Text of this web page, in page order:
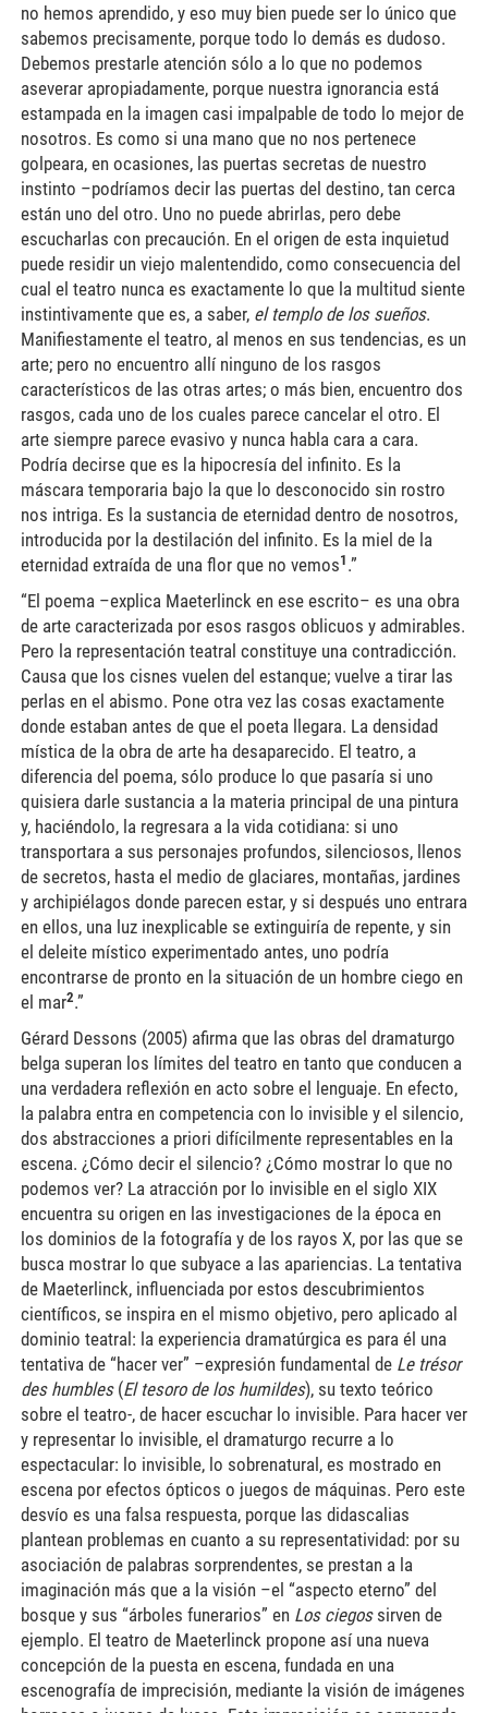
no hemos aprendido, y eso muy bien puede ser lo único que
sabemos precisamente, porque todo lo demás es dudoso.
Debemos prestarle atención sólo a lo que no podemos
aseverar apropiadamente, porque nuestra ignorancia está
estampada en la imagen casi impalpable de todo lo mejor de
nosotros. Es como si una mano que no nos pertenece
golpeara, en ocasiones, las puertas secretas de nuestro
instinto –podríamos decir las puertas del destino, tan cerca
están uno del otro. Uno no puede abrirlas, pero debe
escucharlas con precaución. En el origen de esta inquietud
puede residir un viejo malentendido, como consecuencia del
cual el teatro nunca es exactamente lo que la multitud siente
instintivamente que es, a saber, el templo de los sueños.
Manifiestamente el teatro, al menos en sus tendencias, es un
arte; pero no encuentro allí ninguno de los rasgos
característicos de las otras artes; o más bien, encuentro dos
rasgos, cada uno de los cuales parece cancelar el otro. El
arte siempre parece evasivo y nunca habla cara a cara.
Podría decirse que es la hipocresía del infinito. Es la
máscara temporaria bajo la que lo desconocido sin rostro
nos intriga. Es la sustancia de eternidad dentro de nosotros,
introducida por la destilación del infinito. Es la miel de la
eternidad extraída de una flor que no vemos1 .”
“El poema –explica Maeterlinck en ese escrito– es una obra
de arte caracterizada por esos rasgos oblicuos y admirables.
Pero la representación teatral constituye una contradicción.
Causa que los cisnes vuelen del estanque; vuelve a tirar las
perlas en el abismo. Pone otra vez las cosas exactamente
donde estaban antes de que el poeta llegara. La densidad
mística de la obra de arte ha desaparecido. El teatro, a
diferencia del poema, sólo produce lo que pasaría si uno
quisiera darle sustancia a la materia principal de una pintura
y, haciéndolo, la regresara a la vida cotidiana: si uno
transportara a sus personajes profundos, silenciosos, llenos
de secretos, hasta el medio de glaciares, montañas, jardines
y archipiélagos donde parecen estar, y si después uno entrara
en ellos, una luz inexplicable se extinguiría de repente, y sin
el deleite místico experimentado antes, uno podría
encontrarse de pronto en la situación de un hombre ciego en
el mar2.”
Gérard Dessons (2005) afirma que las obras del dramaturgo
belga superan los límites del teatro en tanto que conducen a
una verdadera reflexión en acto sobre el lenguaje. En efecto,
la palabra entra en competencia con lo invisible y el silencio,
dos abstracciones a priori difícilmente representables en la
escena. ¿Cómo decir el silencio? ¿Cómo mostrar lo que no
podemos ver? La atracción por lo invisible en el siglo XIX
encuentra su origen en las investigaciones de la época en
los dominios de la fotografía y de los rayos X, por las que se
busca mostrar lo que subyace a las apariencias. La tentativa
de Maeterlinck, influenciada por estos descubrimientos
científicos, se inspira en el mismo objetivo, pero aplicado al
dominio teatral: la experiencia dramatúrgica es para él una
tentativa de “hacer ver” –expresión fundamental de Le trésor
des humbles (El tesoro de los humildes), su texto teórico
sobre el teatro-, de hacer escuchar lo invisible. Para hacer ver
y representar lo invisible, el dramaturgo recurre a lo
espectacular: lo invisible, lo sobrenatural, es mostrado en
escena por efectos ópticos o juegos de máquinas. Pero este
desvío es una falsa respuesta, porque las didascalias
plantean problemas en cuanto a su representatividad: por su
asociación de palabras sorprendentes, se prestan a la
imaginación más que a la visión –el “aspecto eterno” del
bosque y sus “árboles funerarios” en Los ciegossirven de
ejemplo. El teatro de Maeterlinck propone así una nueva
concepción de la puesta en escena, fundada en una
escenografía de imprecisión, mediante la visión de imágenes